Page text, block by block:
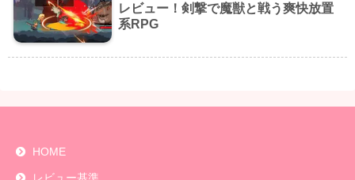
レビュー！剣撃で魔獣と戦う爽快放置
系RPG
HOME
レビュー基準